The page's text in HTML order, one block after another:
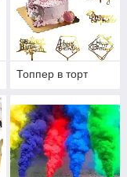
Топпер в торт